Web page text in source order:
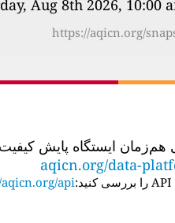
https://aqicn.org/
aqicn.org/data-
aqicn.org/api/